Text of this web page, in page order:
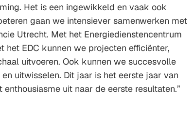
Het is een ingewikkeld en vaak ook
gaan we intensiever samenwerken met
Utrecht. Met het Energiedienstencentrum
het EDC kunnen we projecten efficiënter,
uitvoeren. Ook kunnen we succesvolle
uitwisselen. Dit jaar is het eerste jaar van
uit naar de eerste resultaten.”